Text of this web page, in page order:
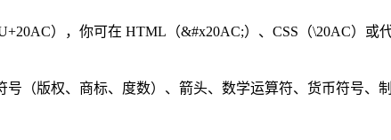
），你可在 HTML（&#x20AC;）、CSS（\20AC）
号（版权、商标、度数）、箭头、数学运算符、货币符号、